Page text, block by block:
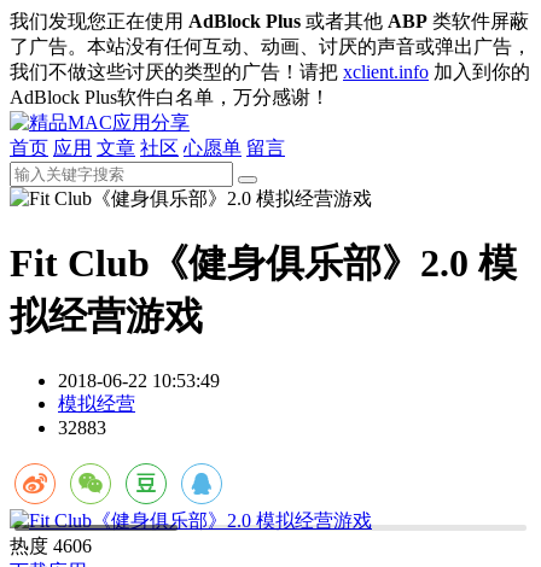
我们发现您正在使用 AdBlock Plus 或者其他 ABP 类软件屏蔽
了广告。本站没有任何互动、动画、讨厌的声音或弹出广告，
我们不做这些讨厌的类型的广告！请把 xclient.info 加入到你的
AdBlock Plus软件白名单，万分感谢！
首页 应用 文章 社区 心愿单 留言
Fit Club《健身俱乐部》2.0 模
拟经营游戏
2018-06-22 10:53:49
模拟经营
32883
热度 4606